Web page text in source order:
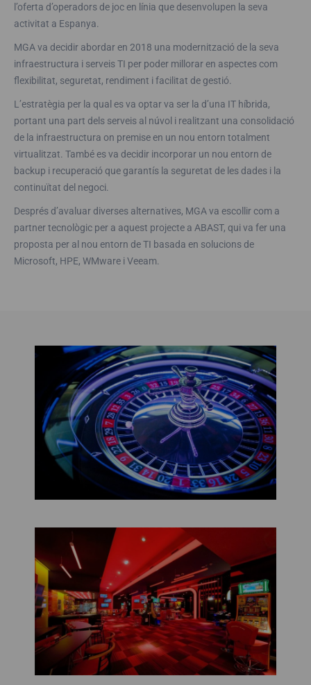
l’oferta d’operadors de joc en línia que desenvolupen la seva
activitat a Espanya.
MGA va decidir abordar en 2018 una modernització de la seva
infraestructura i serveis TI per poder millorar en aspectes com
flexibilitat, seguretat, rendiment i facilitat de gestió.
L’estratègia per la qual es va optar va ser la d’una IT híbrida,
portant una part dels serveis al núvol i realitzant una consolidació
de la infraestructura on premise en un nou entorn totalment
virtualitzat. També es va decidir incorporar un nou entorn de
backup i recuperació que garantís la seguretat de les dades i la
continuïtat del negoci.
Després d’avaluar diverses alternatives, MGA va escollir com a
partner tecnològic per a aquest projecte a ABAST, qui va fer una
proposta per al nou entorn de TI basada en solucions de
Microsoft, HPE, WMware i Veeam.